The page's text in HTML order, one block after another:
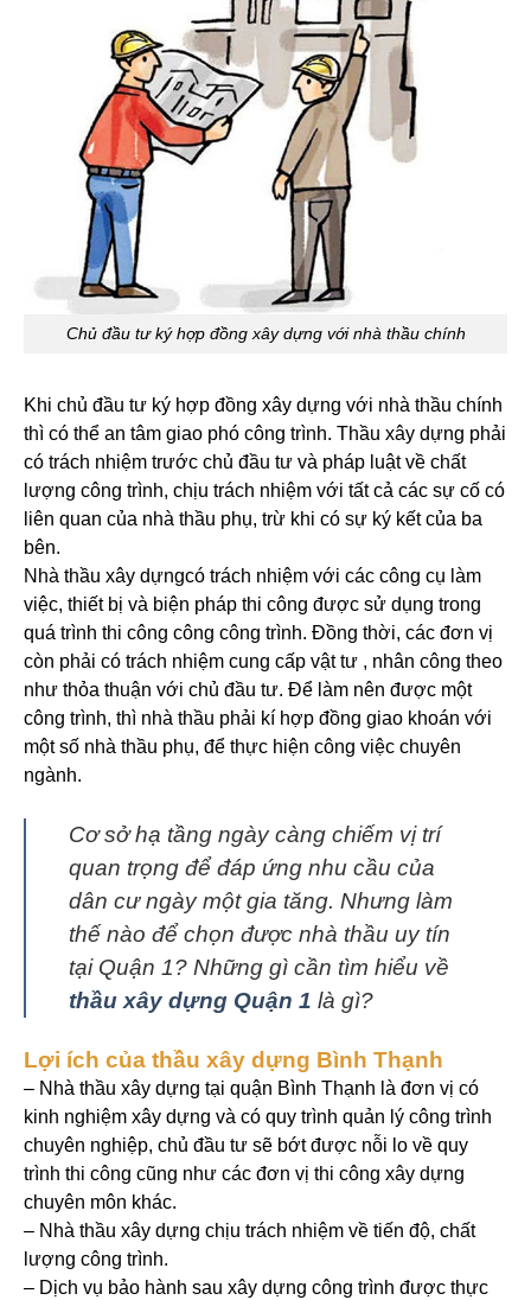
Chủ đầu tư ký hợp đồng xây dựng với nhà thầu chính
Khi chủ đầu tư ký hợp đồng xây dựng với nhà thầu chính
thì có thể an tâm giao phó công trình. Thầu xây dựng phải
có trách nhiệm trước chủ đầu tư và pháp luật về chất
lượng công trình, chịu trách nhiệm với tất cả các sự cố có
liên quan của nhà thầu phụ, trừ khi có sự ký kết của ba
bên.
Nhà thầu xây dựngcó trách nhiệm với các công cụ làm
việc, thiết bị và biện pháp thi công được sử dụng trong
quá trình thi công công công trình. Đồng thời, các đơn vị
còn phải có trách nhiệm cung cấp vật tư , nhân công theo
như thỏa thuận với chủ đầu tư. Để làm nên được một
công trình, thì nhà thầu phải kí hợp đồng giao khoán với
một số nhà thầu phụ, để thực hiện công việc chuyên
ngành.
Cơ sở hạ tầng ngày càng chiếm vị trí
quan trọng để đáp ứng nhu cầu của
dân cư ngày một gia tăng. Nhưng làm
thế nào để chọn được nhà thầu uy tín
tại Quận 1? Những gì cần tìm hiểu về
thầu xây dựng Quận 1 là gì?
Lợi ích của thầu xây dựng Bình Thạnh
– Nhà thầu xây dựng tại quận Bình Thạnh là đơn vị có
kinh nghiệm xây dựng và có quy trình quản lý công trình
chuyên nghiệp, chủ đầu tư sẽ bớt được nỗi lo về quy
trình thi công cũng như các đơn vị thi công xây dựng
chuyên môn khác.
– Nhà thầu xây dựng chịu trách nhiệm về tiến độ, chất
lượng công trình.
– Dịch vụ bảo hành sau xây dựng công trình được thực